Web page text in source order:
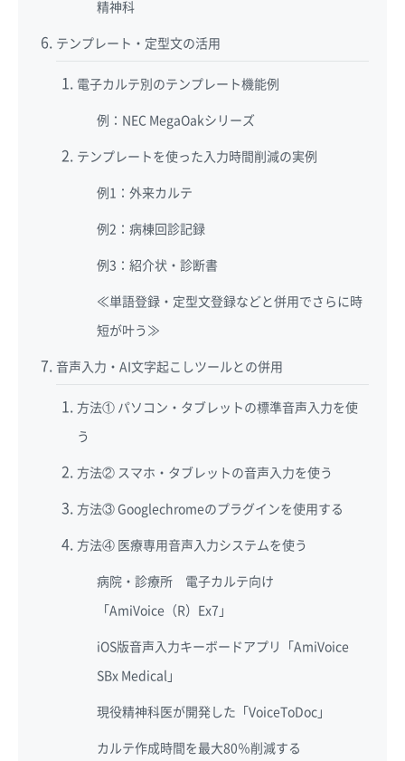
精神科
テンプレート・定型文の活用
電子カルテ別のテンプレート機能例
例：NEC MegaOakシリーズ
テンプレートを使った入力時間削減の実例
例1：外来カルテ
例2：病棟回診記録
例3：紹介状・診断書
≪単語登録・定型文登録などと併用でさらに時
短が叶う≫
音声入力・AI文字起こしツールとの併用
方法① パソコン・タブレットの標準音声入力を使
う
方法② スマホ・タブレットの音声入力を使う
方法③ Googlechromeのプラグインを使用する
方法④ 医療専用音声入力システムを使う
病院・診療所 電子カルテ向け
「AmiVoice（R）Ex7」
iOS版音声入力キーボードアプリ「AmiVoice
SBx Medical」
現役精神科医が開発した「VoiceToDoc」
カルテ作成時間を最大80％削減する